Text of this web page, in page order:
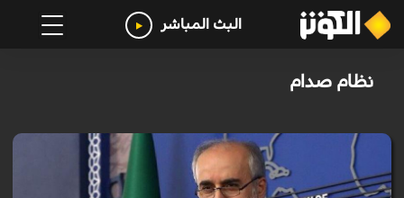
البث المباشر
نظام صدام